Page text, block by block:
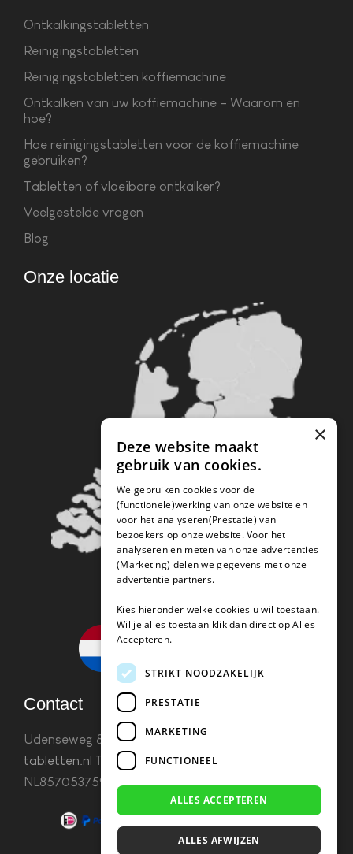
Ontkalkingstabletten
Reinigingstabletten
Reinigingstabletten koffiemachine
Ontkalken van uw koffiemachine – Waarom en
hoe?
Hoe reinigingstabletten voor de koffiemachine
gebruiken?
Tabletten of vloeibare ontkalker?
Veelgestelde vragen
Blog
Onze locatie
Contact
Udenseweg 8B 5405 PA Udeninfo(@)koffie-
tabletten.nl Tel. 085 782 5578KvK 67529623 Btw:
NL857053759B01
×
Deze website maakt
gebruik van cookies.
We gebruiken cookies voor de
(functionele)werking van onze website en
voor het analyseren(Prestatie) van
bezoekers op onze website. Voor het
analyseren en meten van onze advertenties
(Marketing) delen we gegevens met onze
advertentie partners.
Kies hieronder welke cookies u wil toestaan.
Wil je alles toestaan klik dan direct op Alles
Accepteren.
STRIKT NOODZAKELIJK
PRESTATIE
MARKETING
FUNCTIONEEL
ALLES ACCEPTEREN
ALLES AFWIJZEN